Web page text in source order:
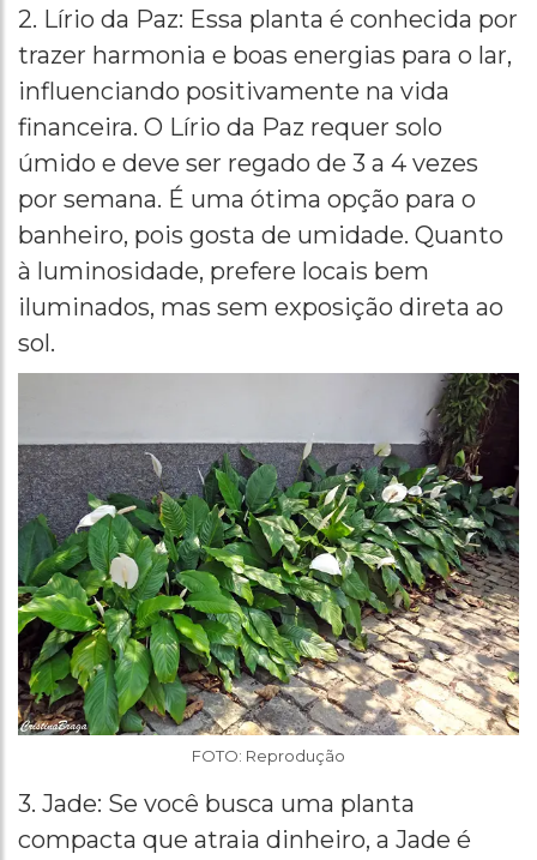
2. Lírio da Paz: Essa planta é conhecida por
trazer harmonia e boas energias para o lar,
influenciando positivamente na vida
financeira. O Lírio da Paz requer solo
úmido e deve ser regado de 3 a 4 vezes
por semana. É uma ótima opção para o
banheiro, pois gosta de umidade. Quanto
à luminosidade, prefere locais bem
iluminados, mas sem exposição direta ao
sol.
FOTO: Reprodução
3. Jade: Se você busca uma planta
compacta que atraia dinheiro, a Jade é